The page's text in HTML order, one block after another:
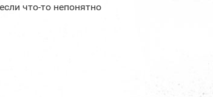
что-то непонятно